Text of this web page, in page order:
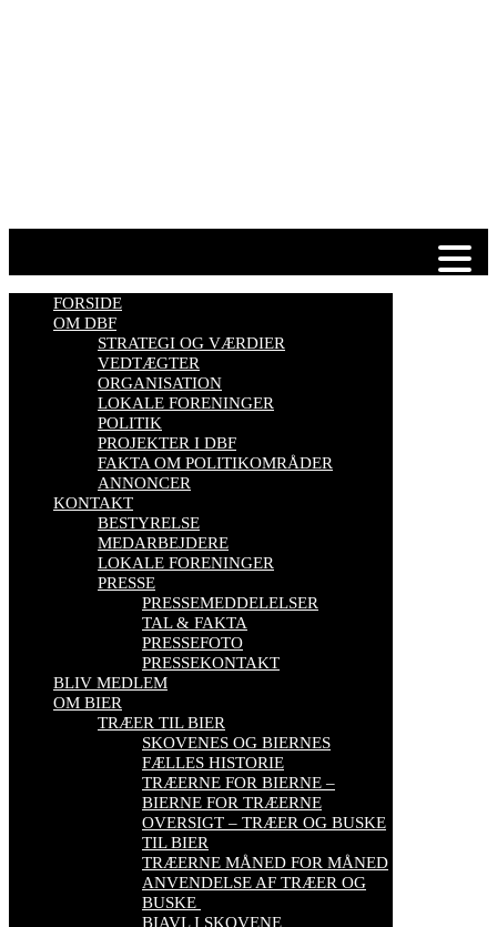
FORSIDE
OM DBF
STRATEGI OG VÆRDIER
VEDTÆGTER
ORGANISATION
LOKALE FORENINGER
POLITIK
PROJEKTER I DBF
FAKTA OM POLITIKOMRÅDER
ANNONCER
KONTAKT
BESTYRELSE
MEDARBEJDERE
LOKALE FORENINGER
PRESSE
PRESSEMEDDELELSER
TAL & FAKTA
PRESSEFOTO
PRESSEKONTAKT
BLIV MEDLEM
OM BIER
TRÆER TIL BIER
SKOVENES OG BIERNES
FÆLLES HISTORIE
TRÆERNE FOR BIERNE –
BIERNE FOR TRÆERNE
OVERSIGT – TRÆER OG BUSKE
TIL BIER
TRÆERNE MÅNED FOR MÅNED
ANVENDELSE AF TRÆER OG
BUSKE
BIAVL I SKOVENE